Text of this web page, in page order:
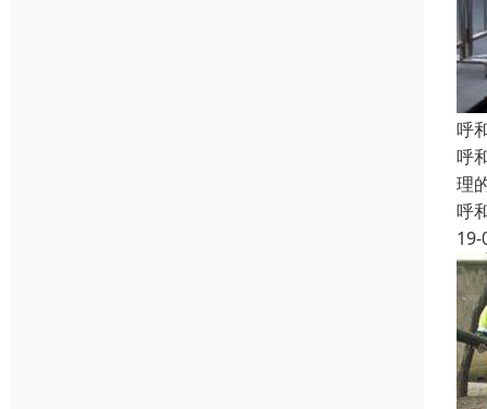
呼
呼
理
呼
19-